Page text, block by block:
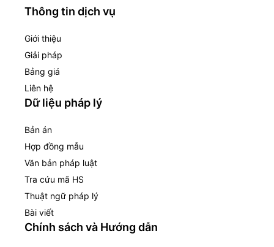
Thông tin dịch vụ
Giới thiệu
Giải pháp
Bảng giá
Liên hệ
Dữ liệu pháp lý
Bản án
Hợp đồng mẫu
Văn bản pháp luật
Tra cứu mã HS
Thuật ngữ pháp lý
Bài viết
Chính sách và Hướng dẫn